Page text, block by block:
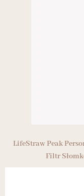
LifeStraw Peak
Filtr